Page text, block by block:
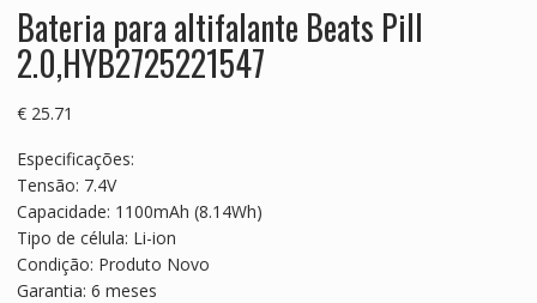
Bateria para altifalante Beats Pill
2.0,HYB2725221547
€25.71
Especificações:
Tensão: 7.4V
Capacidade: 1100mAh (8.14Wh)
Tipo de célula: Li-ion
Condição: Produto Novo
Garantia: 6 meses